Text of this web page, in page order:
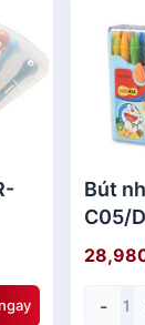
Bút
C05/
-